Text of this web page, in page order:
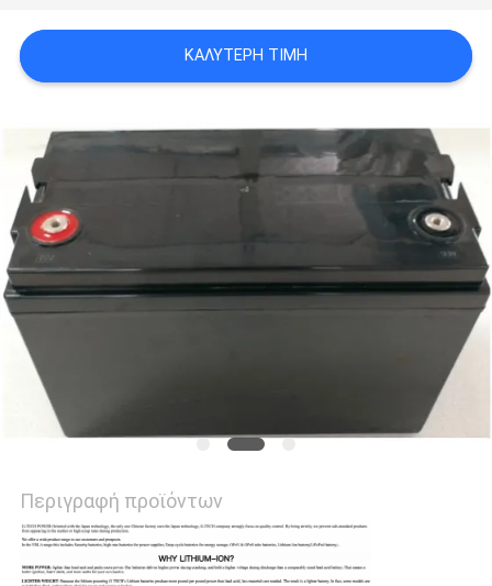
SITEMAP
ΜΥΣΤΙΚΌΤΗΤΑΣ
ΚΑΛΎΤΕΡΗ ΤΙΜΉ
Περιγραφή προϊόντων